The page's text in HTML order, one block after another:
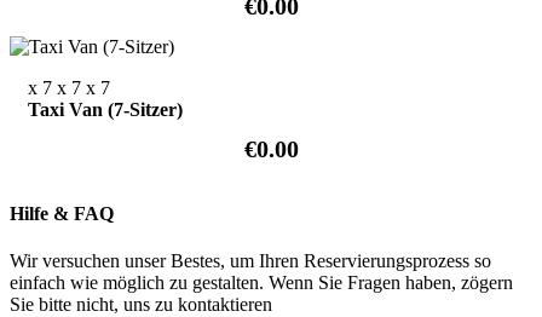
€0.00
x 7 x 7 x 7
Taxi Van (7-Sitzer)
€0.00
Hilfe & FAQ
Wir versuchen unser Bestes, um Ihren Reservierungsprozess so
einfach wie möglich zu gestalten. Wenn Sie Fragen haben, zögern
Sie bitte nicht, uns zu kontaktieren